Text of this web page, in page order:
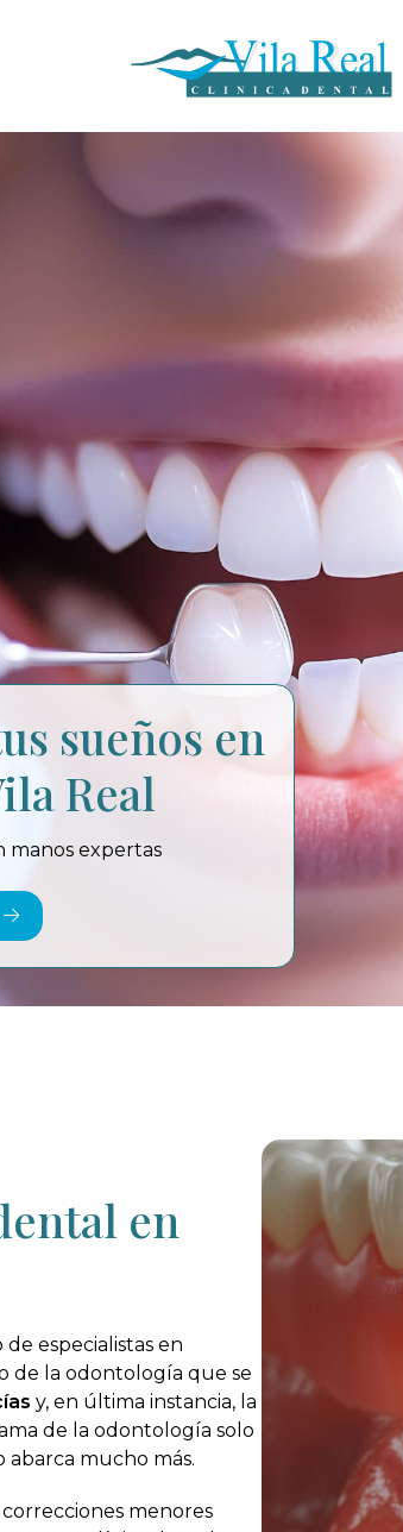
sueños en
Real
manos expertas
en
especialistas en
de la odontología que se
y, en última instancia, la
de la odontología solo
mucho más.
menores